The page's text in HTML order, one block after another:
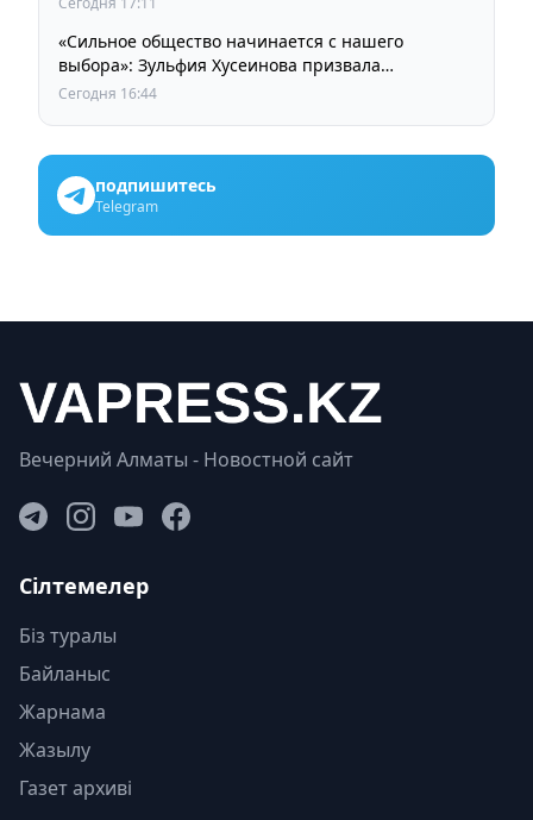
«Сильное общество начинается с нашего
выбора»: Зульфия Хусеинова призвала
казахстанцев принять участие в выборах
Сегодня 16:44
подпишитесь
Telegram
Вечерний Алматы - Новостной сайт
Сілтемелер
Біз туралы
Байланыс
Жарнама
Жазылу
Газет архиві